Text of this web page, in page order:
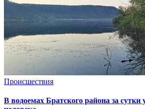
Происшествия
В водоемах Братского района за сутки